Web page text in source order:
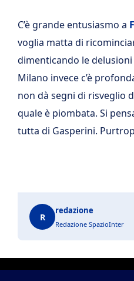
C’è grande entusiasmo a
voglia matta di
dimenticando le delusioni
Milano invece c’è
non dà segni di risveglio
quale è piombata. Si
tutta di Gasperini.
R
redazione
Redazione SpazioInter